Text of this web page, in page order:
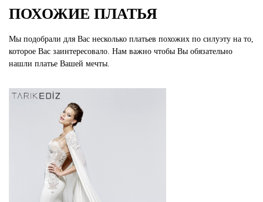
ПОХОЖИЕ ПЛАТЬЯ
Мы подобрали для Вас несколько платьев похожих по силуэту на то,
которое Вас заинтересовало. Нам важно чтобы Вы обязательно
нашли платье Вашей мечты.